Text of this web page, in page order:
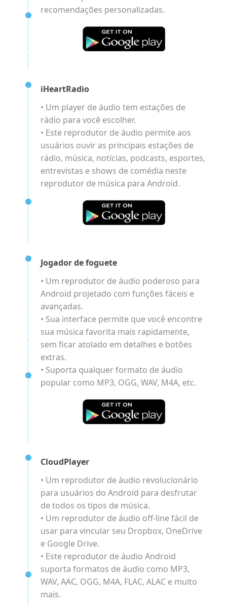
recomendações personalizadas.
iHeartRadio
• Um player de áudio tem estações de
rádio para você escolher.
• Este reprodutor de áudio permite aos
usuários ouvir as principais estações de
rádio, música, notícias, podcasts, esportes,
entrevistas e shows de comédia neste
reprodutor de música para Android.
Jogador de foguete
• Um reprodutor de áudio poderoso para
Android projetado com funções fáceis e
avançadas.
• Sua interface permite que você encontre
sua música favorita mais rapidamente,
sem ficar atolado em detalhes e botões
extras.
• Suporta qualquer formato de áudio
popular como MP3, OGG, WAV, M4A, etc.
CloudPlayer
• Um reprodutor de áudio revolucionário
para usuários do Android para desfrutar
de todos os tipos de música.
• Um reprodutor de áudio off-line fácil de
usar para vincular seu Dropbox, OneDrive
e Google Drive.
• Este reprodutor de áudio Android
suporta formatos de áudio como MP3,
WAV, AAC, OGG, M4A, FLAC, ALAC e muito
mais.